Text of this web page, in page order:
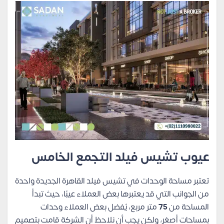
عيوب تشيس فيلد التجمع الخامس
تعتبر مساحة الوحدات في تشيس فيلد القاهرة الجديدة واحدة
من الجوانب التي قد يعتبرها بعض العملاء عيبًا، حيث تبدأ
المساحة من75متر مربع، يُفضل بعض العملاء وحدات
بمساحات أصغر، ولكن يجب أن نلاحظ أن الشركة قامت بتصميم